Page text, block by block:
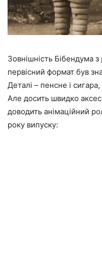
Зовнішність Бібендума
первісний формат був
Деталі – пенсне і сигара,
Але досить швидко
доводить анімаційний
року випуску: